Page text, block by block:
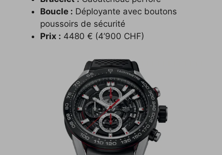
Boucle : Déployante avec boutons
poussoirs de sécurité
Prix : 4480 € (4’900 CHF)